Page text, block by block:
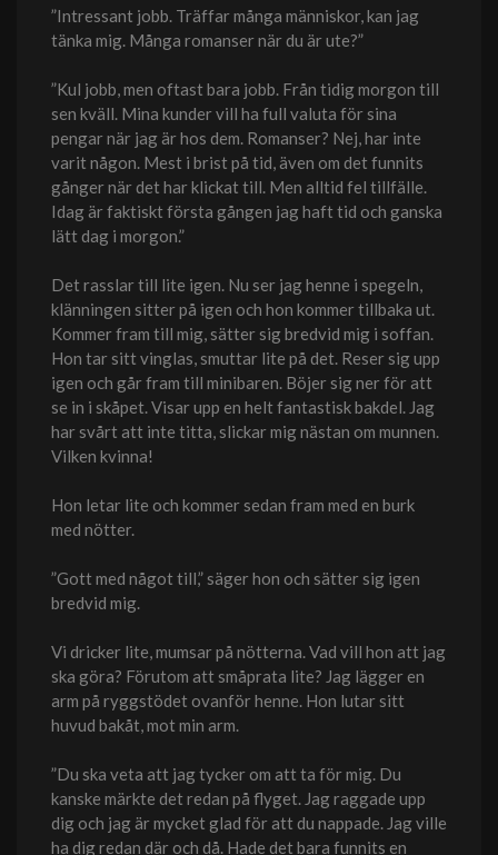
”Intressant jobb. Träffar många människor, kan jag
tänka mig. Många romanser när du är ute?”
”Kul jobb, men oftast bara jobb. Från tidig morgon till
sen kväll. Mina kunder vill ha full valuta för sina
pengar när jag är hos dem. Romanser? Nej, har inte
varit någon. Mest i brist på tid, även om det funnits
gånger när det har klickat till. Men alltid fel tillfälle.
Idag är faktiskt första gången jag haft tid och ganska
lätt dag i morgon.”
Det rasslar till lite igen. Nu ser jag henne i spegeln,
klänningen sitter på igen och hon kommer tillbaka ut.
Kommer fram till mig, sätter sig bredvid mig i soffan.
Hon tar sitt vinglas, smuttar lite på det. Reser sig upp
igen och går fram till minibaren. Böjer sig ner för att
se in i skåpet. Visar upp en helt fantastisk bakdel. Jag
har svårt att inte titta, slickar mig nästan om munnen.
Vilken kvinna!
Hon letar lite och kommer sedan fram med en burk
med nötter.
”Gott med något till,” säger hon och sätter sig igen
bredvid mig.
Vi dricker lite, mumsar på nötterna. Vad vill hon att jag
ska göra? Förutom att småprata lite? Jag lägger en
arm på ryggstödet ovanför henne. Hon lutar sitt
huvud bakåt, mot min arm.
”Du ska veta att jag tycker om att ta för mig. Du
kanske märkte det redan på flyget. Jag raggade upp
dig och jag är mycket glad för att du nappade. Jag ville
ha dig redan där och då. Hade det bara funnits en